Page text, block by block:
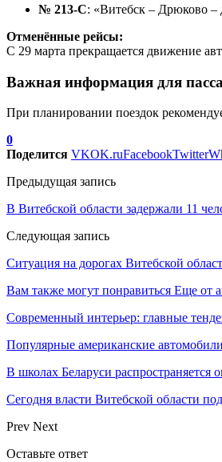
№ 213-С: «Витебск – Дрюково –
Отменённые рейсы:
С 29 марта прекращается движение
Важная информация для
При планировании поездок
0
Поделится VKOK.ruFacebookTwitter
Предыдущая запись
В Витебской области задержали 11
Следующая запись
Ситуация на дорогах Витебской
Вам также могут понравиться Еще от
Современный интерьер: главные
Популярные американские
В школах Беларуси распространяется
Сегодня власти Витебской области
Prev Next
Оставьте ответ